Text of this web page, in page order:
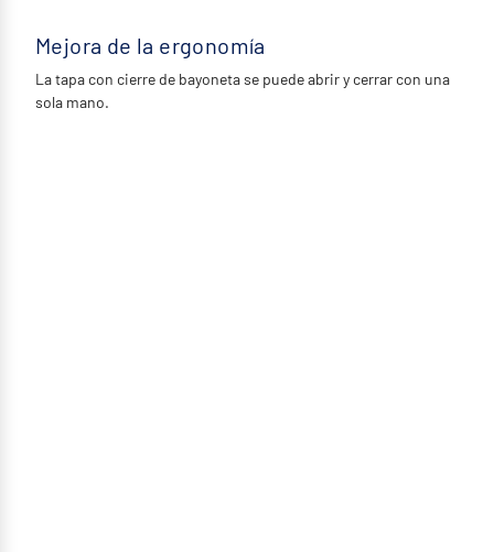
Mejora de la ergonomía
La tapa con cierre de bayoneta se puede abrir y cerrar con una
sola mano.